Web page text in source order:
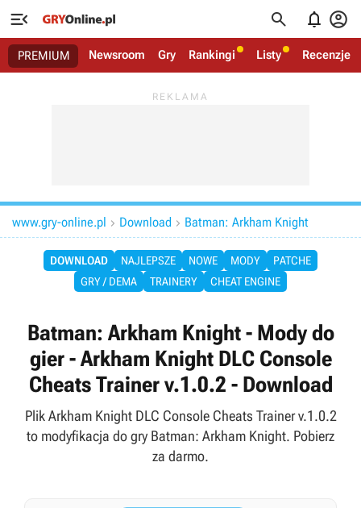
   
PREMIUM Newsroom Gry Rankingi Listy Recenzje
www.gry-online.pl  Download  Batman: Arkham Knight
DOWNLOAD NAJLEPSZE NOWE MODY
PATCHE
GRY / DEMA
TRAINERY CHEAT ENGINE
Batman: Arkham Knight - Mody do
gier - Arkham Knight DLC Console
Cheats Trainer v.1.0.2 - Download
Plik Arkham Knight DLC Console Cheats Trainer v.1.0.2
to modyfikacja do gry Batman: Arkham Knight. Pobierz
za darmo.